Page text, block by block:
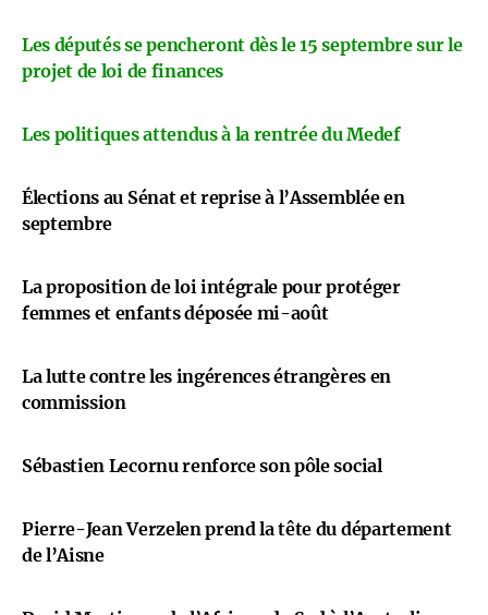
Les députés se pencheront dès le 15 septembre sur le
projet de loi de finances
Les politiques attendus à la rentrée du Medef
Élections au Sénat et reprise à l’Assemblée en
septembre
La proposition de loi intégrale pour protéger
femmes et enfants déposée mi-août
La lutte contre les ingérences étrangères en
commission
Sébastien Lecornu renforce son pôle social
Pierre-Jean Verzelen prend la tête du département
de l’Aisne